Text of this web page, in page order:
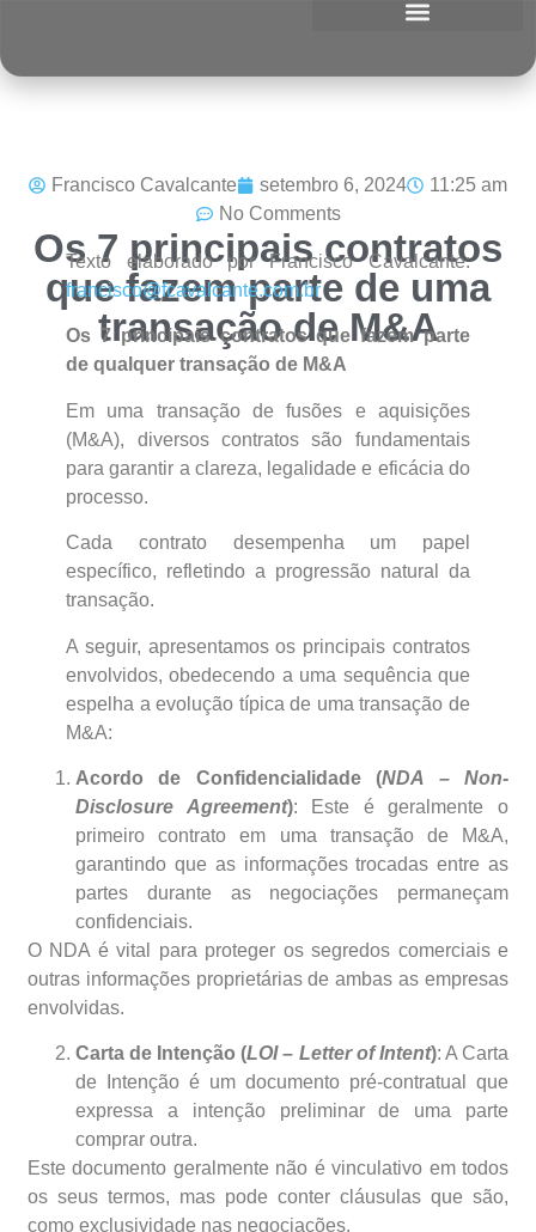
Francisco Cavalcante setembro 6, 2024
11:25 am
No Comments
Os 7 principais contratos
que fazem parte de uma
transação de M&A
Texto elaborado por Francisco Cavalcante:
francisco@fcavalcante.com.br
Os 7 principais contratos que fazem parte
de qualquer transação de M&A
Em uma transação de fusões e aquisições
(M&A), diversos contratos são fundamentais
para garantir a clareza, legalidade e eficácia do
processo.
Cada contrato desempenha um papel
específico, refletindo a progressão natural da
transação.
A seguir, apresentamos os principais contratos
envolvidos, obedecendo a uma sequência que
espelha a evolução típica de uma transação de
M&A:
Acordo de Confidencialidade (NDA – Non-
Disclosure Agreement): Este é geralmente o
primeiro contrato em uma transação de M&A,
garantindo que as informações trocadas entre as
partes durante as negociações permaneçam
confidenciais.
O NDA é vital para proteger os segredos comerciais e
outras informações proprietárias de ambas as empresas
envolvidas.
Carta de Intenção (LOI – Letter of Intent): A Carta
de Intenção é um documento pré-contratual que
expressa a intenção preliminar de uma parte
comprar outra.
Este documento geralmente não é vinculativo em todos
os seus termos, mas pode conter cláusulas que são,
como exclusividade nas negociações.